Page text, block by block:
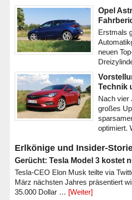
Opel
Erstmals
neuen
Technik
Nach vier
großes
optimiert.
Erlkönige und Insider-
Gerücht: Tesla Model 3 kostet
Tesla-CEO Elon Musk teilte via
März nächsten Jahres präsentiert
35.000 Dollar … [Weiter]